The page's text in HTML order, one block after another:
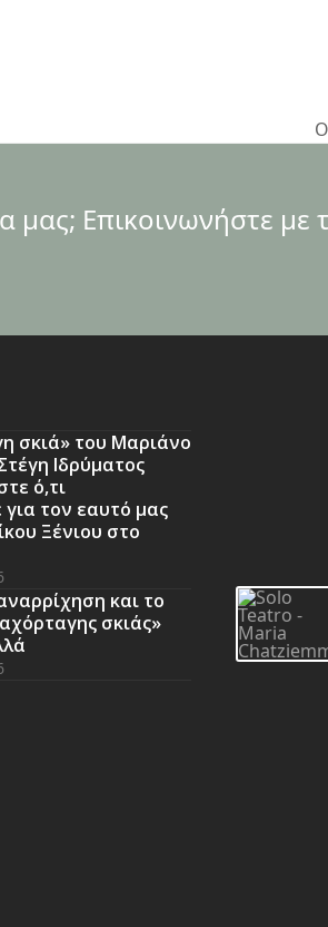
μας; Επικοινωνήστε με
σκιά» του Μαριάνο
Ιδρύματος
ό,τι
τον εαυτό μας
Ξένιου στο
και το
σκιάς»